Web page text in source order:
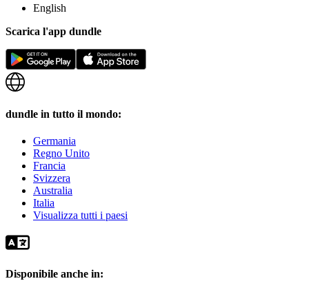
English
Scarica l'app dundle
dundle in tutto il mondo:
Germania
Regno Unito
Francia
Svizzera
Australia
Italia
Visualizza tutti i paesi
Disponibile anche in: